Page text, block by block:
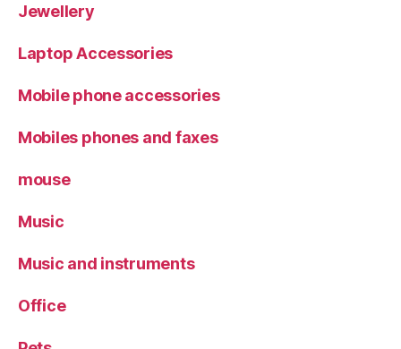
Jewellery
Laptop Accessories
Mobile phone accessories
Mobiles phones and faxes
mouse
Music
Music and instruments
Office